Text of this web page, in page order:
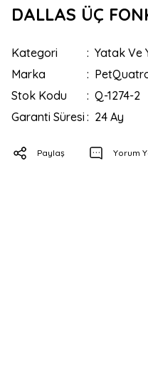
DALLAS ÜÇ
Kategori Yatak Ve
Marka
Stok Kodu
Q-1274-2
Garanti Süresi
24 Ay
Paylaş Yorum